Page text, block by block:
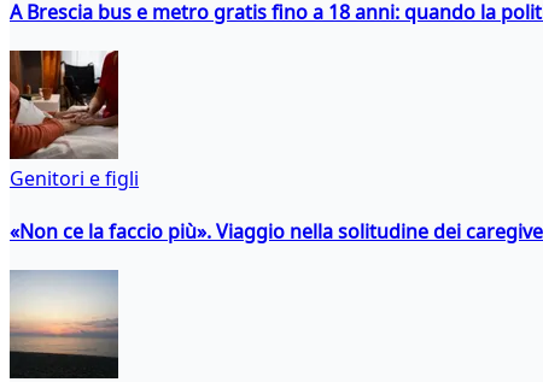
A Brescia bus e metro gratis fino a 18 anni: quando la
Genitori e figli
«Non ce la faccio più». Viaggio nella solitudine dei